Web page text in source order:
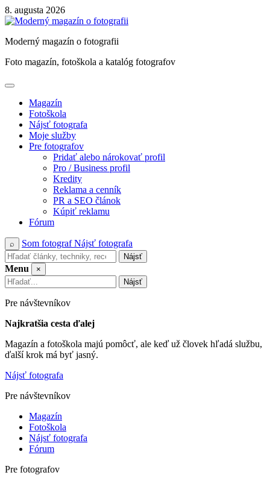
Skip
to
8. augusta 2026
Moderný magazín o fotografii
Foto magazín, fotoškola a katalóg fotografov
Magazín
Fotoškola
Nájsť fotografa
Moje služby
Pre fotografov
Pridať alebo nárokovať profil
Pro / Business profil
Kredity
Reklama a cenník
PR a SEO článok
Kúpiť reklamu
Fórum
⌕ Som fotografNájsť fotografa
Nájsť
Menu
×
Nájsť
Pre návštevníkov
Najkratšia cesta ďalej
Magazín a fotoškola majú pomôcť, ale keď už človek hľadá službu,
ďalší krok má byť jasný.
Nájsť fotografa
Pre návštevníkov
Magazín
Fotoškola
Nájsť fotografa
Fórum
Pre fotografov